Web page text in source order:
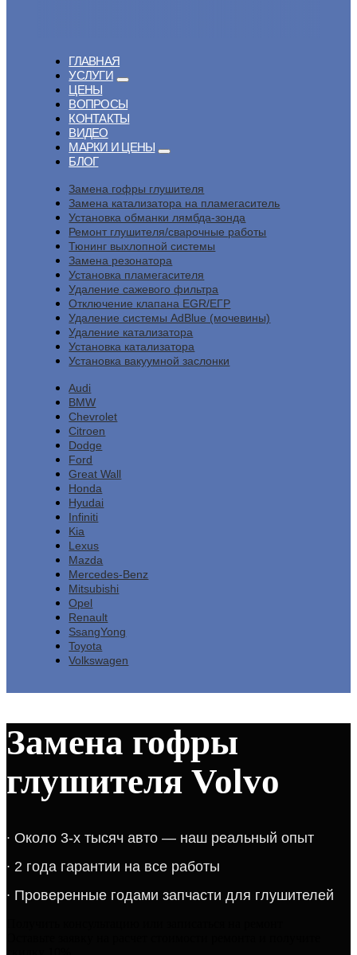
ГЛАВНАЯ
УСЛУГИ
ЦЕНЫ
ВОПРОСЫ
КОНТАКТЫ
ВИДЕО
МАРКИ И ЦЕНЫ
БЛОГ
Замена гофры глушителя
Замена катализатора на пламегаситель
Установка обманки лямбда-зонда
Ремонт глушителя/сварочные работы
Тюнинг выхлопной системы
Замена резонатора
Установка пламегасителя
Удаление сажевого фильтра
Отключение клапана EGR/ЕГР
Удаление системы AdBlue (мочевины)
Удаление катализатора
Установка катализатора
Установка вакуумной заслонки
Audi
BMW
Chevrolet
Citroen
Dodge
Ford
Great Wall
Honda
Hyudai
Infiniti
Kia
Lexus
Mazda
Mercedes-Benz
Mitsubishi
Opel
Renault
SsangYong
Toyota
Volkswagen
Замена гофры
глушителя Volvo
​∙​ ​Около 3-х тысяч авто — наш реальный опыт​​​​​​
∙​ 2 года гарантии на все работы​​​
∙​ Проверенные годами запчасти для глушителей​